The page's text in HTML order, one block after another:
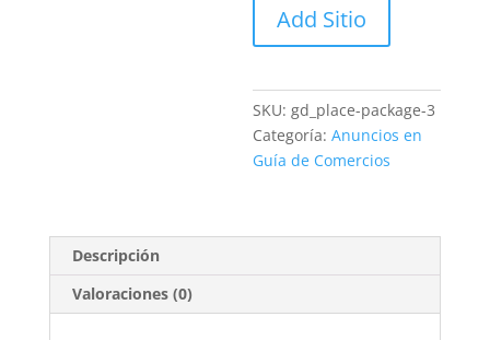
Web
Landing
cantidad
Add Sitio
SKU:gd_place-package-3
Categoría:Anuncios en
Guía de Comercios
Descripción
Valoraciones (0)